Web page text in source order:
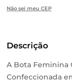
Não sei meu CEP
Descrição
A Bota Feminina
Confeccionada